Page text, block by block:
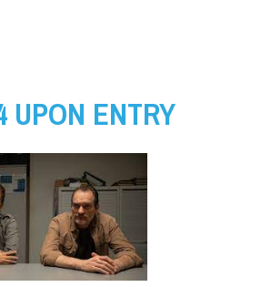
ENTRY